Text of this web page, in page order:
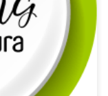
Página web: Web
electrónico
Placa distintiva